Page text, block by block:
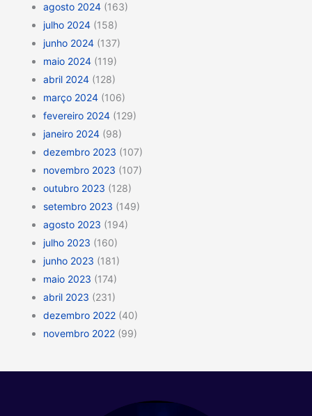
agosto 2024 (163)
julho 2024 (158)
junho 2024 (137)
maio 2024 (119)
abril 2024 (128)
março 2024 (106)
fevereiro 2024 (129)
janeiro 2024 (98)
dezembro 2023 (107)
novembro 2023 (107)
outubro 2023 (128)
setembro 2023 (149)
agosto 2023 (194)
julho 2023 (160)
junho 2023 (181)
maio 2023 (174)
abril 2023 (231)
dezembro 2022 (40)
novembro 2022 (99)